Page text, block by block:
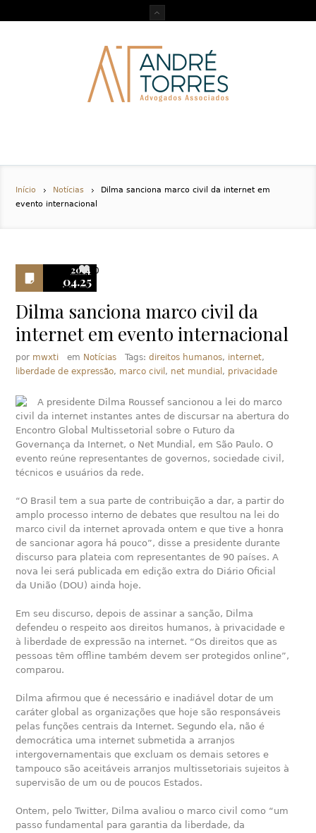
Início Notícias
Dilma sanciona marco civil da internet em
evento internacional
2014
04.25
0
Dilma sanciona marco civil da
internet em evento internacional
por mwxti em Notícias Tags:direitos humanos, internet,
liberdade de expressão, marco civil , net mundial , privacidade
A presidente Dilma Roussef sancionou a lei do marco
civil da internet instantes antes de discursar na abertura do
Encontro Global Multissetorial sobre o Futuro da
Governança da Internet, o Net Mundial, em São Paulo. O
evento reúne representantes de governos, sociedade civil,
técnicos e usuários da rede.
“O Brasil tem a sua parte de contribuição a dar, a partir do
amplo processo interno de debates que resultou na lei do
marco civil da internet aprovada ontem e que tive a honra
de sancionar agora há pouco”, disse a presidente durante
discurso para plateia com representantes de 90 países. A
nova lei será publicada em edição extra do Diário Oficial
da União (DOU) ainda hoje.
Em seu discurso, depois de assinar a sanção, Dilma
defendeu o respeito aos direitos humanos, à privacidade e
à liberdade de expressão na internet. “Os direitos que as
pessoas têm offline também devem ser protegidos online”,
comparou.
Dilma afirmou que é necessário e inadiável dotar de um
caráter global as organizações que hoje são responsáveis
pelas funções centrais da Internet. Segundo ela, não é
democrática uma internet submetida a arranjos
intergovernamentais que excluam os demais setores e
tampouco são aceitáveis arranjos multissetoriais sujeitos à
supervisão de um ou de poucos Estados.
Ontem, pelo Twitter, Dilma avaliou o marco civil como “um
passo fundamental para garantia da liberdade, da